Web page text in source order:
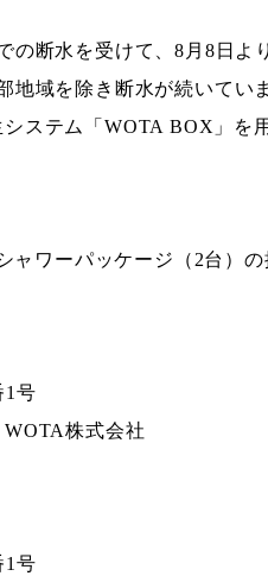
の断水を受けて、8月8日
域を除き断水が続いてい
ステム「WOTA BOX」を
ャワーパッケージ（2台）の
1号
株式会社
1号